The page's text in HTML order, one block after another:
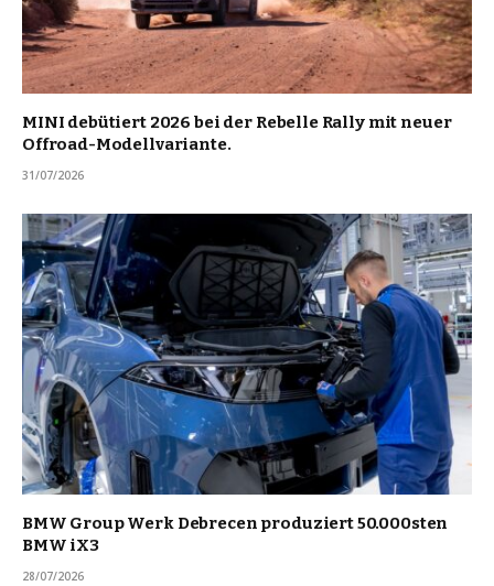
MINI debütiert 2026 bei der Rebelle Rally mit neuer
Offroad-Modellvariante.
31/07/2026
BMW Group Werk Debrecen produziert 50.000sten
BMW iX3
28/07/2026